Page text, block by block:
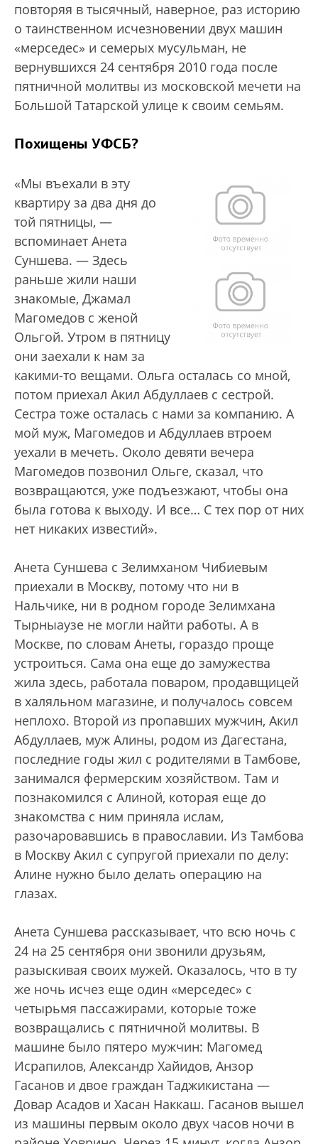
повторяя в тысячный, наверное, раз историю
о таинственном исчезновении двух машин
«мерседес» и семерых мусульман, не
вернувшихся 24 сентября 2010 года после
пятничной молитвы из московской мечети на
Большой Татарской улице к своим семьям.
Похищены УФСБ?
«Мы въехали в эту
квартиру за два дня до
той пятницы, —
вспоминает Анета
Суншева. — Здесь
раньше жили наши
знакомые, Джамал
Магомедов с женой
Ольгой. Утром в пятницу
они заехали к нам за
какими-то вещами. Ольга осталась со мной,
потом приехал Акил Абдуллаев с сестрой.
Сестра тоже осталась с нами за компанию. А
мой муж, Магомедов и Абдуллаев втроем
уехали в мечеть. Около девяти вечера
Магомедов позвонил Ольге, сказал, что
возвращаются, уже подъезжают, чтобы она
была готова к выходу. И все… С тех пор от них
нет никаких известий».
Анета Суншева с Зелимханом Чибиевым
приехали в Москву, потому что ни в
Нальчике, ни в родном городе Зелимхана
Тырныаузе не могли найти работы. А в
Москве, по словам Анеты, гораздо проще
устроиться. Сама она еще до замужества
жила здесь, работала поваром, продавщицей
в халяльном магазине, и получалось совсем
неплохо. Второй из пропавших мужчин, Акил
Абдуллаев, муж Алины, родом из Дагестана,
последние годы жил с родителями в Тамбове,
занимался фермерским хозяйством. Там и
познакомился с Алиной, которая еще до
знакомства с ним приняла ислам,
разочаровавшись в православии. Из Тамбова
в Москву Акил с супругой приехали по делу:
Алине нужно было делать операцию на
глазах.
Анета Суншева рассказывает, что всю ночь с
24 на 25 сентября они звонили друзьям,
разыскивая своих мужей. Оказалось, что в ту
же ночь исчез еще один «мерседес» с
четырьмя пассажирами, которые тоже
возвращались с пятничной молитвы. В
машине было пятеро мужчин: Магомед
Исрапилов, Александр Хайидов, Анзор
Гасанов и двое граждан Таджикистана —
Довар Асадов и Хасан Наккаш. Гасанов вышел
из машины первым около двух часов ночи в